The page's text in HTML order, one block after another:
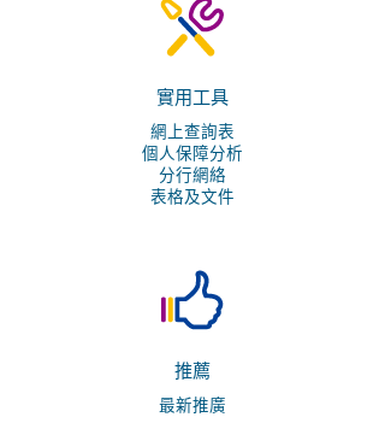
實用工具
網上查詢表
個人保障分析
分行網絡
表格及文件
推薦
最新推廣